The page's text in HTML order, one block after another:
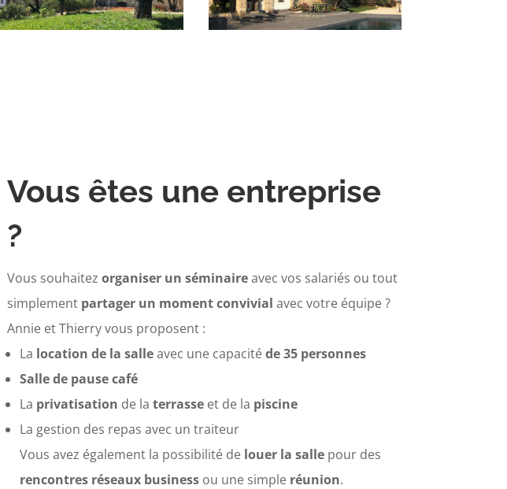
Vous êtes une entreprise
?
Vous souhaitez organiser un séminaireavec vos salariés ou tout
simplement partager un moment convivial avec votre équipe ?
Annie et Thierry vous proposent :
La location de la salleavec une capacitéde 35 personnes
Salle de pause café
La privatisation de la terrasseet de la piscine
La gestion des repas avec un traiteur
Vous avez également la possibilité delouer la sallepour des
rencontres réseaux businessou une simple réunion.